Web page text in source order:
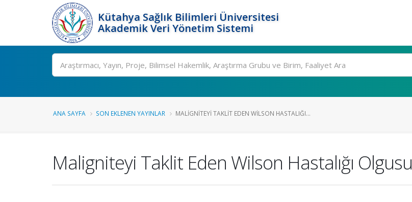
Kütahya Sağlık Bilimleri Üniversitesi
Akademik Veri Yönetim Sistemi
Ara
ANA SAYFA SON EKLENEN YAYINLAR MALIGNITEYI TAKLIT EDEN WILSON HASTALIĞI...
Maligniteyi Taklit Eden Wilson Hastalığı Olgusu